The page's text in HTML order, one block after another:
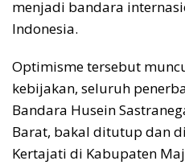
menjadi bandara
Indonesia.
Optimisme tersebut
kebijakan, seluruh
Bandara Husein
Barat, bakal ditutup dan
Kertajati di Kabupaten